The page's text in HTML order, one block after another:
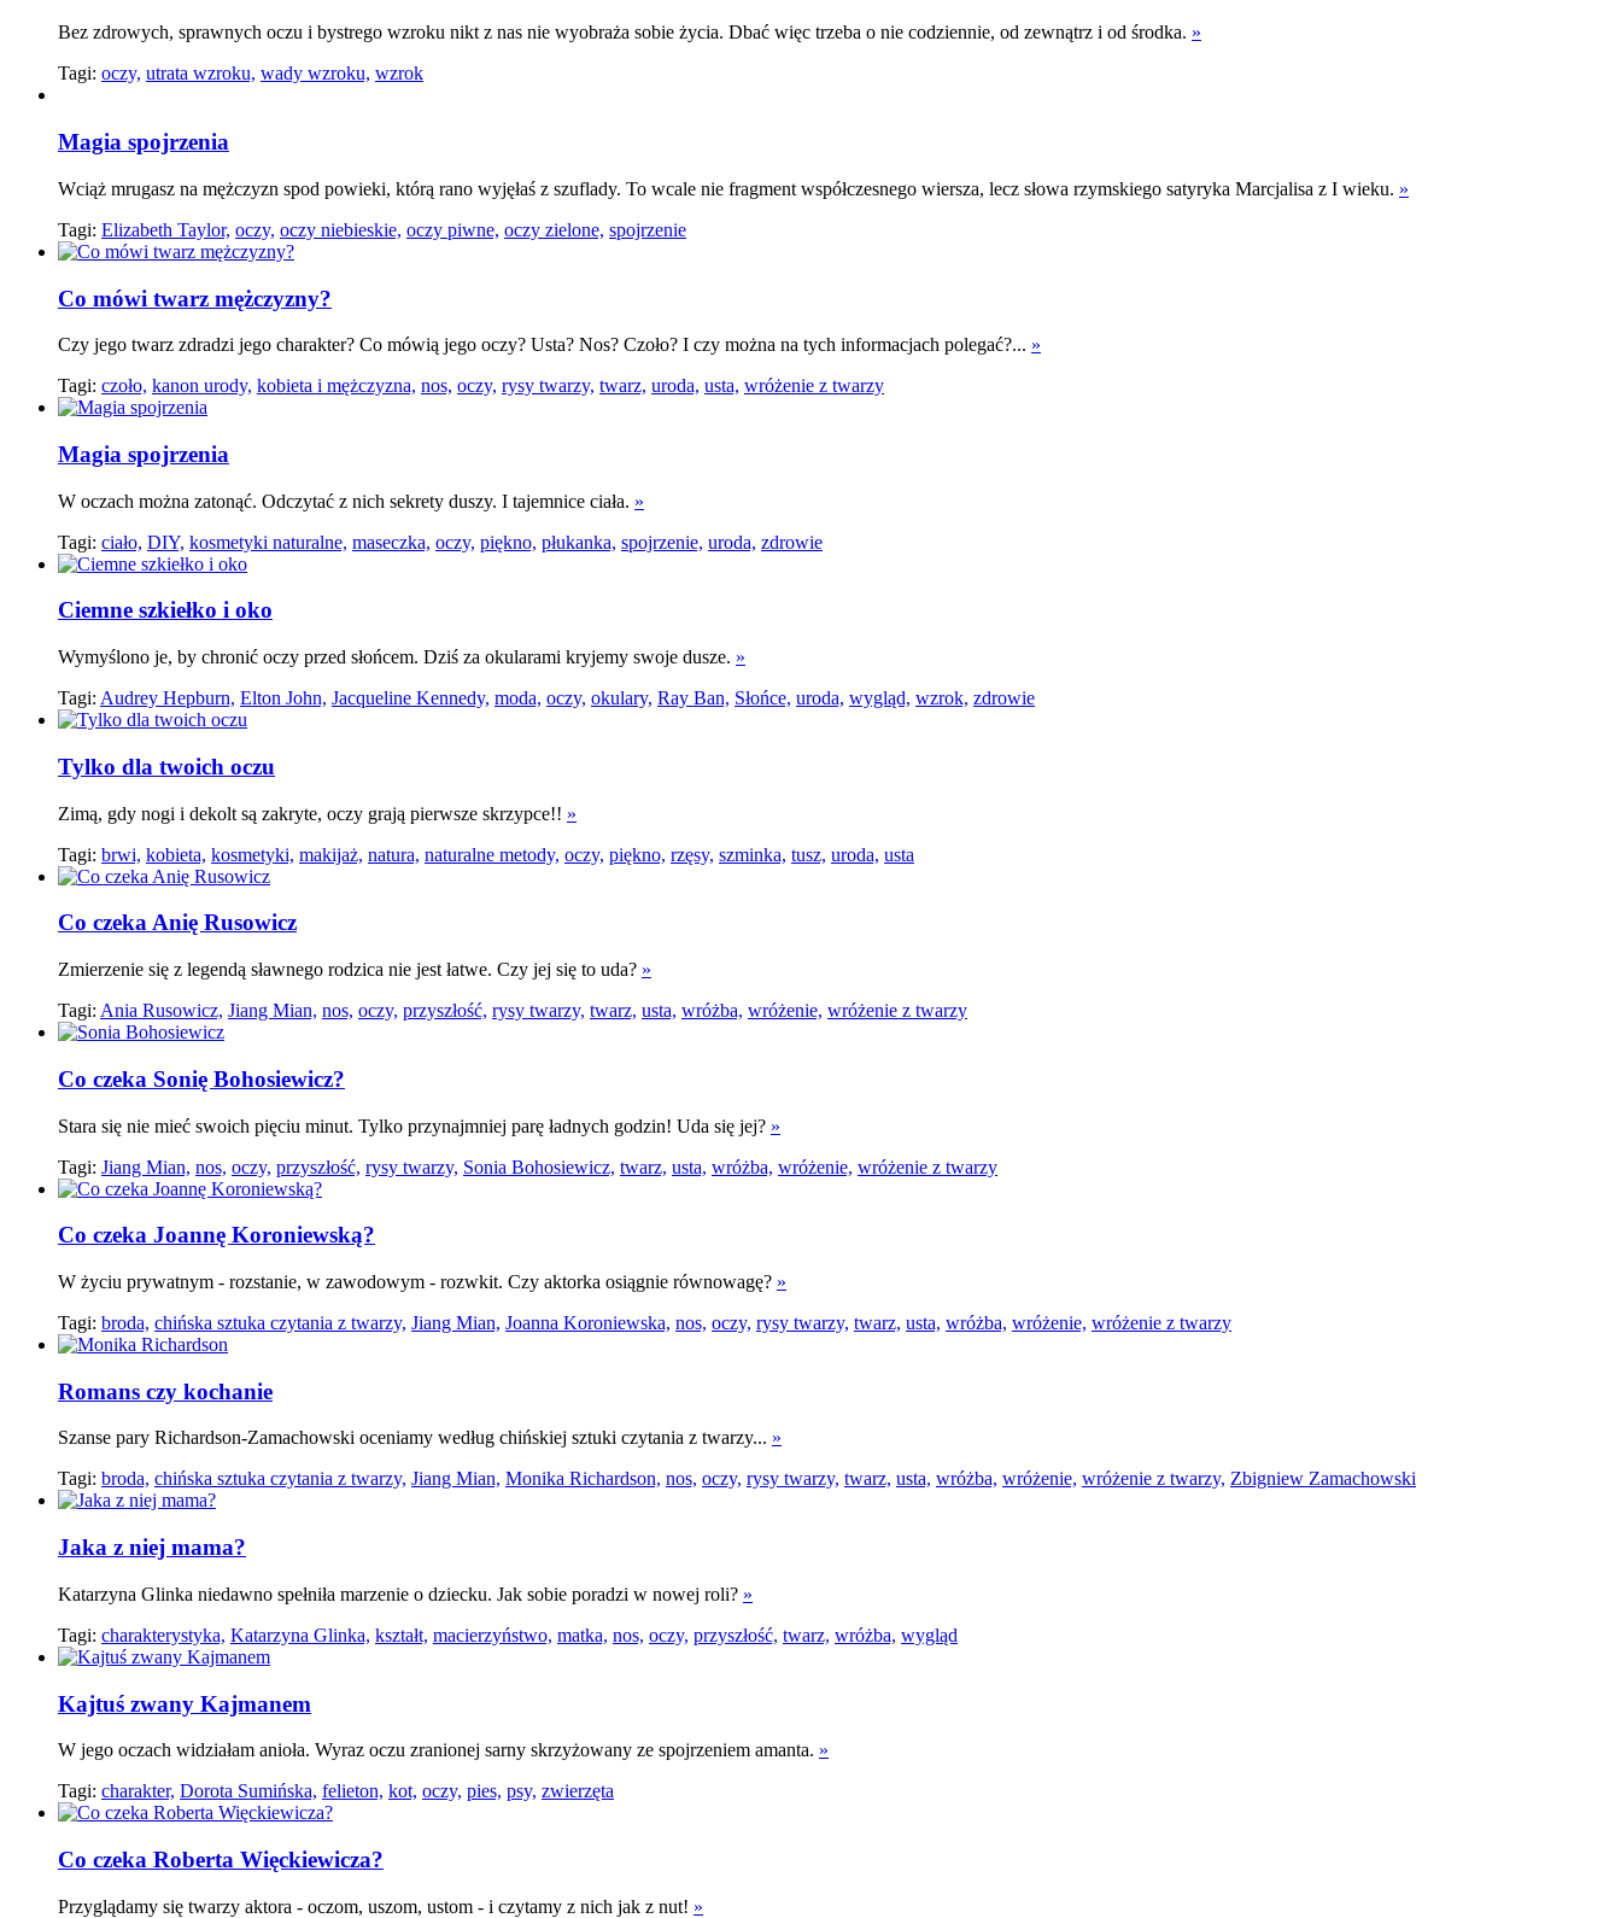
Bez zdrowych, sprawnych oczu i bystrego wzroku nikt z nas nie wyobraża sobie życia. Dbać więc trzeba o nie codziennie, od zewnątrz i od środka. »
Tagi: oczy, utrata wzroku, wady wzroku, wzrok
Magia spojrzenia
Wciąż mrugasz na mężczyzn spod powieki, którą rano wyjęłaś z szuflady. To wcale nie fragment współczesnego wiersza, lecz słowa rzymskiego satyryka Marcjalisa z I wieku. »
Tagi: Elizabeth Taylor, oczy, oczy niebieskie, oczy piwne, oczy zielone, spojrzenie
Co mówi twarz mężczyzny?
Czy jego twarz zdradzi jego charakter? Co mówią jego oczy? Usta? Nos? Czoło? I czy można na tych informacjach polegać?... »
Tagi: czoło, kanon urody, kobieta i mężczyzna, nos, oczy, rysy twarzy, twarz, uroda, usta, wróżenie z twarzy
Magia spojrzenia
W oczach można zatonąć. Odczytać z nich sekrety duszy. I tajemnice ciała. »
Tagi: ciało, DIY, kosmetyki naturalne, maseczka, oczy, piękno, płukanka, spojrzenie, uroda, zdrowie
Ciemne szkiełko i oko
Wymyślono je, by chronić oczy przed słońcem. Dziś za okularami kryjemy swoje dusze. »
Tagi: Audrey Hepburn, Elton John, Jacqueline Kennedy, moda, oczy, okulary, Ray Ban, Słońce, uroda, wygląd, wzrok, zdrowie
Tylko dla twoich oczu
Zimą, gdy nogi i dekolt są zakryte, oczy grają pierwsze skrzypce!! »
Tagi: brwi, kobieta, kosmetyki, makijaż, natura, naturalne metody, oczy, piękno, rzęsy, szminka, tusz, uroda, usta
Co czeka Anię Rusowicz
Zmierzenie się z legendą sławnego rodzica nie jest łatwe. Czy jej się to uda? »
Tagi: Ania Rusowicz, Jiang Mian, nos, oczy, przyszłość, rysy twarzy, twarz, usta, wróżba, wróżenie, wróżenie z twarzy
Co czeka Sonię Bohosiewicz?
Stara się nie mieć swoich pięciu minut. Tylko przynajmniej parę ładnych godzin! Uda się jej? »
Tagi: Jiang Mian, nos, oczy, przyszłość, rysy twarzy, Sonia Bohosiewicz, twarz, usta, wróżba, wróżenie, wróżenie z twarzy
Co czeka Joannę Koroniewską?
W życiu prywatnym - rozstanie, w zawodowym - rozwkit. Czy aktorka osiągnie równowagę? »
Tagi: broda, chińska sztuka czytania z twarzy, Jiang Mian, Joanna Koroniewska, nos, oczy, rysy twarzy, twarz, usta, wróżba, wróżenie, wróżenie z twarzy
Romans czy kochanie
Szanse pary Richardson-Zamachowski oceniamy według chińskiej sztuki czytania z twarzy... »
Tagi: broda, chińska sztuka czytania z twarzy, Jiang Mian, Monika Richardson, nos, oczy, rysy twarzy, twarz, usta, wróżba, wróżenie, wróżenie z twarzy, Zbigniew Zamachowski
Jaka z niej mama?
Katarzyna Glinka niedawno spełniła marzenie o dziecku. Jak sobie poradzi w nowej roli? »
Tagi: charakterystyka, Katarzyna Glinka, kształt, macierzyństwo, matka, nos, oczy, przyszłość, twarz, wróżba, wygląd
Kajtuś zwany Kajmanem
W jego oczach widziałam anioła. Wyraz oczu zranionej sarny skrzyżowany ze spojrzeniem amanta. »
Tagi: charakter, Dorota Sumińska, felieton, kot, oczy, pies, psy, zwierzęta
Co czeka Roberta Więckiewicza?
Przyglądamy się twarzy aktora - oczom, uszom, ustom - i czytamy z nich jak z nut! »